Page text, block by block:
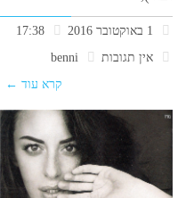
אין תגובות
benni
קרא עוד ←